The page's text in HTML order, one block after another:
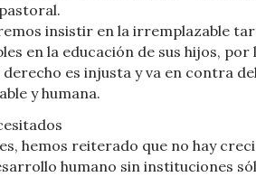
insistir en la irremplazable
en la educación de sus hijos,
es injusta y va en contra
y humana.
hemos reiterado que no hay
humano sin instituciones